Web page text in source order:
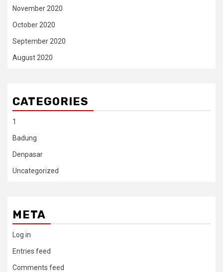
November 2020
October 2020
September 2020
August 2020
CATEGORIES
1
Badung
Denpasar
Uncategorized
META
Log in
Entries feed
Comments feed